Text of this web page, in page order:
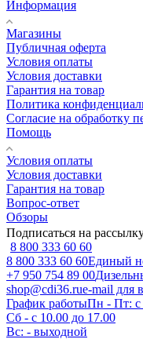
Информация
Магазины
Публичная оферта
Условия оплаты
Условия доставки
Гарантия на товар
Политика
Согласие на обработку
Помощь
Условия оплаты
Условия доставки
Гарантия на товар
Вопрос-ответ
Обзоры
Подписаться на
8 800 333 60 60
8 800 333 60 60Единый
+7 950 754 89 00
shop@cdi36.rue-mail для
График работыПн - Пт: с
Сб - с 10.00 до 17.00
Вс: - выходной